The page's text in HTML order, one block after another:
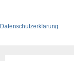
Datenschutzerklärung